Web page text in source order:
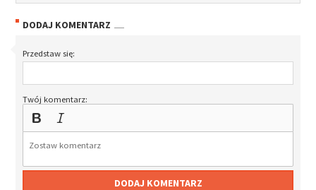
DODAJ KOMENTARZ
Przedstaw się:
Twój komentarz:
DODAJ KOMENTARZ